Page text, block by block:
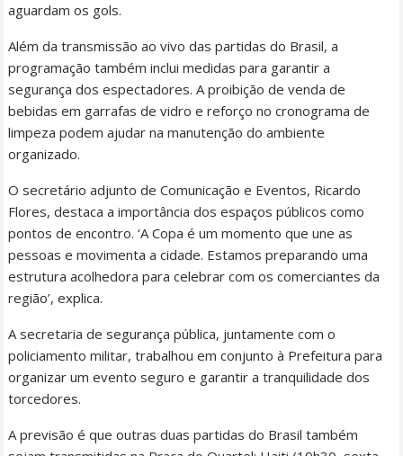
aguardam os gols.
Além da transmissão ao vivo das partidas do Brasil, a
programação também inclui medidas para garantir a
segurança dos espectadores. A proibição de venda de
bebidas em garrafas de vidro e reforço no cronograma de
limpeza podem ajudar na manutenção do ambiente
organizado.
O secretário adjunto de Comunicação e Eventos, Ricardo
Flores, destaca a importância dos espaços públicos como
pontos de encontro. ‘A Copa é um momento que une as
pessoas e movimenta a cidade. Estamos preparando uma
estrutura acolhedora para celebrar com os comerciantes da
região’, explica.
A secretaria de segurança pública, juntamente com o
policiamento militar, trabalhou em conjunto à Prefeitura para
organizar um evento seguro e garantir a tranquilidade dos
torcedores.
A previsão é que outras duas partidas do Brasil também